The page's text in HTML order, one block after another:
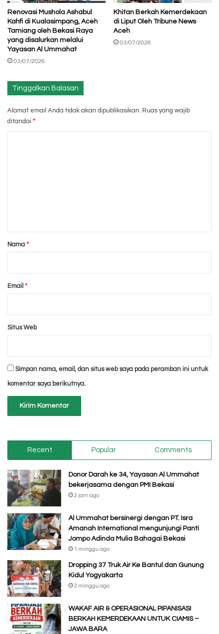
Renovasi Mushola Ashabul
Kahfi di Kualasimpang, Aceh
Tamiang oleh Bekasi Raya
yang disalurkan melalui
Yayasan Al Ummahat
03/07/2026
Khitan Berkah Kemerdekaan
di Liput Oleh Tribune News
Aceh
03/07/2026
Tinggalkan Balasan
Alamat email Anda tidak akan dipublikasikan. Ruas yang wajib
ditandai *
rNama *
Email *
Situs Web
Simpan nama, email, dan situs web saya pada peramban ini untuk
komentar saya berikutnya.
Recent Popular Comments
Donor Darah ke 34, Yayasan Al Ummahat
bekerjasama dengan PMI Bekasi
2 jam ago
Al Ummahat bersinergi dengan PT. Isra
Amanah International mengunjungi Panti
Jompo Adinda Mulia Bahagai Bekasi
1 minggu ago
Dropping 37 Truk Air Ke Bantul dan Gunung
Kidul Yogyakarta
2 minggu ago
WAKAF AIR & OPERASIONAL PIPANISASI
BERKAH KEMERDEKAAN UNTUK CIAMIS –
JAWA BARA